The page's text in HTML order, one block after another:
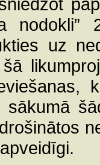
nodokli”
uz
sākumā